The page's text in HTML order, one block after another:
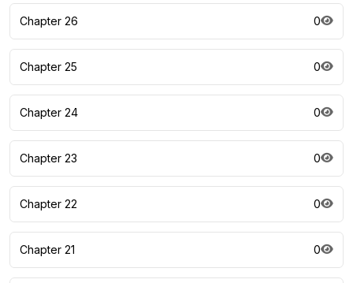
Chapter 26 0
Chapter 25 0
Chapter 24 0
Chapter 23 0
Chapter 22 0
Chapter 21 0